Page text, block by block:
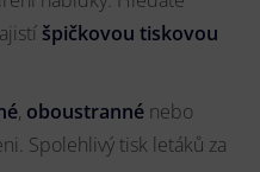
špičkovou tiskovou
, oboustranné nebo
Spolehlivý tisk letáků za